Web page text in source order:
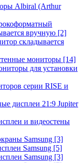
Albiral (Arthur
вручную [2]
складывается
мониторы [14]
для установки
серии RISE и
дисплеи 21:9 Jupiter
и видеостены
Samsung [3]
Samsung [5]
Samsung [3]